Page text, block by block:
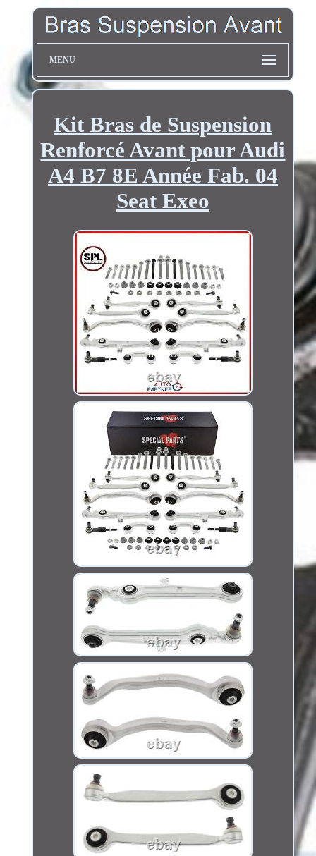
MENU
Kit Bras de Suspension
Renforcé Avant pour Audi
A4 B7 8E Année Fab. 04
Seat Exeo